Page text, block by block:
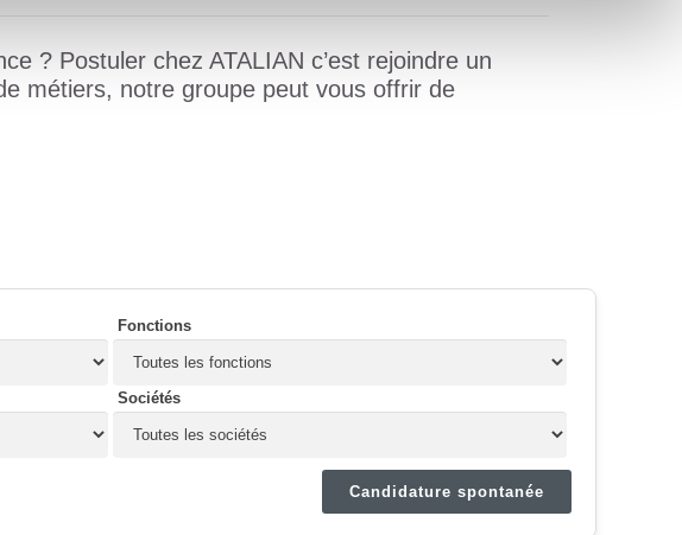
? Postuler chez ATALIAN c’est rejoindre un
métiers, notre groupe peut vous offrir de
Fonctions
Sociétés
Candidature spontanée